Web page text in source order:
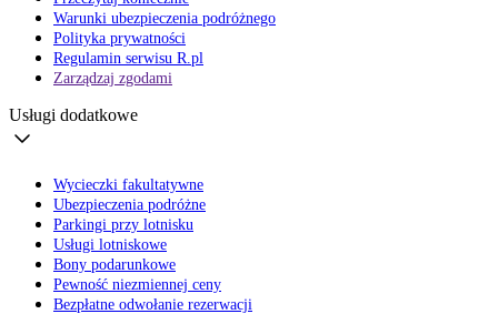
Warunki ubezpieczenia podróżnego
Polityka prywatności
Regulamin serwisu R.pl
Zarządzaj zgodami
Usługi dodatkowe
Wycieczki fakultatywne
Ubezpieczenia podróżne
Parkingi przy lotnisku
Usługi lotniskowe
Bony podarunkowe
Pewność niezmiennej ceny
Bezpłatne odwołanie rezerwacji